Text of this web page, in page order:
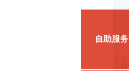
自助服务